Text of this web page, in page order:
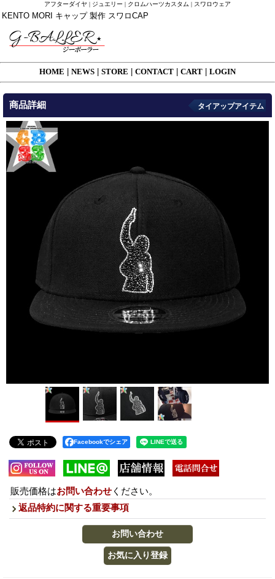
アフターダイヤ | ジュエリー | クロムハーツカスタム | スワロウェア
KENTO MORI キャップ 製作 スワロCAP
HOME NEWS STORE CONTACT CART LOGIN
商品詳細 タイアップアイテム
Facebookでシェア
販売価格はお問い合わせ ください。
返品特約に関する重要事項